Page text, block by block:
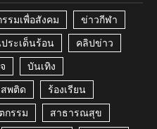
รรมเพื่อสังคม ข่าวกีฬา
ระเด็นร้อน คลิปข่าว
บันเทิง
สพติด ร้องเรียน
กรรม สาธารณสุข